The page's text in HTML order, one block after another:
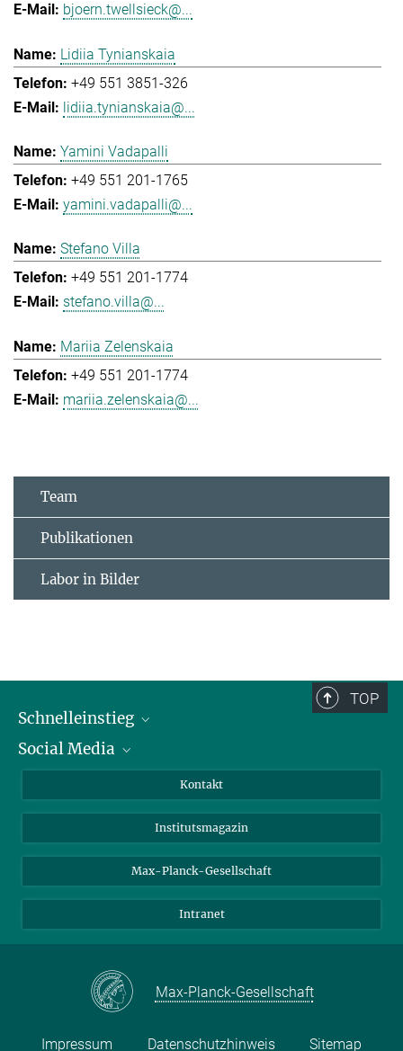
bjoern.twellsieck@...
Lidiia Tynianskaia
+49 551 3851-326
lidiia.tynianskaia@...
Yamini Vadapalli
+49 551 201-1765
yamini.vadapalli@...
Stefano Villa
+49 551 201-1774
stefano.villa@...
Mariia Zelenskaia
+49 551 201-1774
mariia.zelenskaia@...
Team
Publikationen
Labor in Bilder
TOP
Schnelleinstieg
Alumni
Schulen
Studierende
Social Media
Facebook
YouTube
Kontakt
Institutsmagazin
Max-Planck-Gesellschaft
Intranet
Max-Planck-Gesellschaft
Impressum Datenschutzhinweis Sitemap